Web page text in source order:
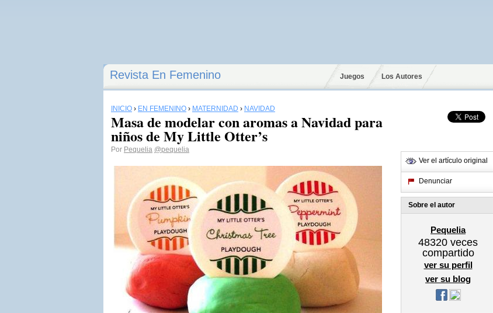
Revista En Femenino Juegos Los Autores
INICIO › EN FEMENINO › MATERNIDAD › NAVIDAD
Masa de modelar con aromas a Navidad para
niños de My Little Otter’s
Por Pequelia @pequelia
Ver el artículo original
Denunciar
Sobre el autor
Pequelia
48320 veces
compartido
ver su perfil
ver su blog